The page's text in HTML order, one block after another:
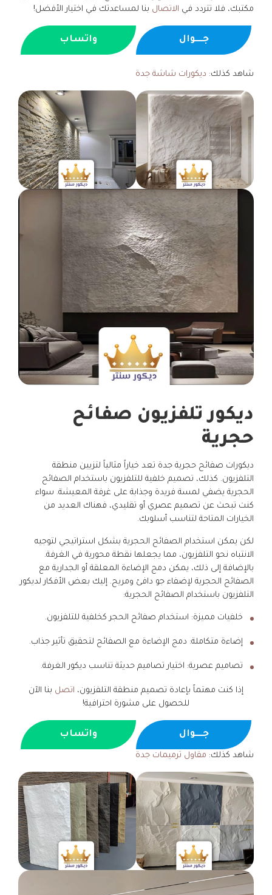
مكتبك، فلا تتردد في الاتصال بنا لمساعدتك في اختيار الأفضل!
جــــوال واتساب
شاهد كذلك: ديكورات شاشة جدة
ديكور تلفزيون صفائح
حجرية
ديكورات صفائح حجرية جدة تعد خياراً مثالياً لتزيين منطقة
التلفزيون. كذلك، تصميم خلفية للتلفزيون باستخدام الصفائح
الحجرية يضفي لمسة فريدة وجذابة على غرفة المعيشة. سواء
كنت تبحث عن تصميم عصري أو تقليدي، فهناك العديد من
الخيارات المتاحة لتناسب أسلوبك.
لكن يمكن استخدام الصفائح الحجرية بشكل استراتيجي لتوجيه
الانتباه نحو التلفزيون، مما يجعلها نقطة محورية في الغرفة.
بالإضافة إلى ذلك، يمكن دمج الإضاءة المعلقة أو الجدارية مع
الصفائح الحجرية لإضفاء جو دافئ ومريح. إليك بعض الأفكار لديكور
التلفزيون باستخدام الصفائح الحجرية:
خلفيات مميزة: استخدام صفائح الحجر كخلفية للتلفزيون.
إضاءة متكاملة: دمج الإضاءة مع الصفائح لتحقيق تأثير جذاب.
تصاميم عصرية: اختيار تصاميم حديثة تناسب ديكور الغرفة.
إذا كنت مهتماً بإعادة تصميم منطقة التلفزيون، اتصل بنا الآن
للحصول على مشورة احترافية!
جــــوال واتساب
شاهد كذلك: مقاول ترميمات جدة